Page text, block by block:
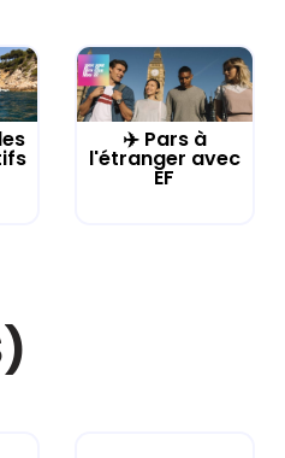
✈️ Pars à
l'étranger avec
EF